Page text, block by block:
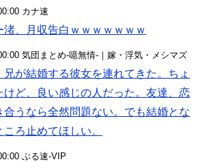
カナ速
渚、月収告白ｗｗｗｗｗｗｗ
気団まとめ-噫無情-｜嫁・浮気・メシマズ
兄が結婚する彼女を連れてきた。ちょ
けど、良い感じの人だった。友達、恋
合うなら全然問題ない。でも結婚とな
ろ止めてほしい。
ぶる速-VIP